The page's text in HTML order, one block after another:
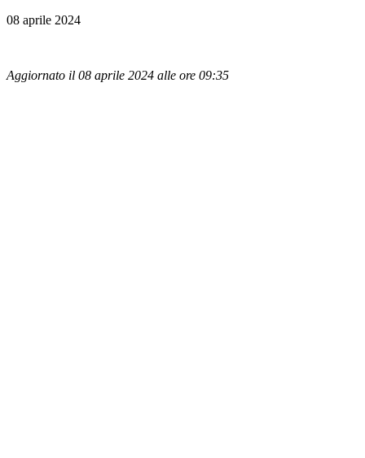
08 aprile 2024
Aggiornato il 08 aprile 2024 alle ore 09:35